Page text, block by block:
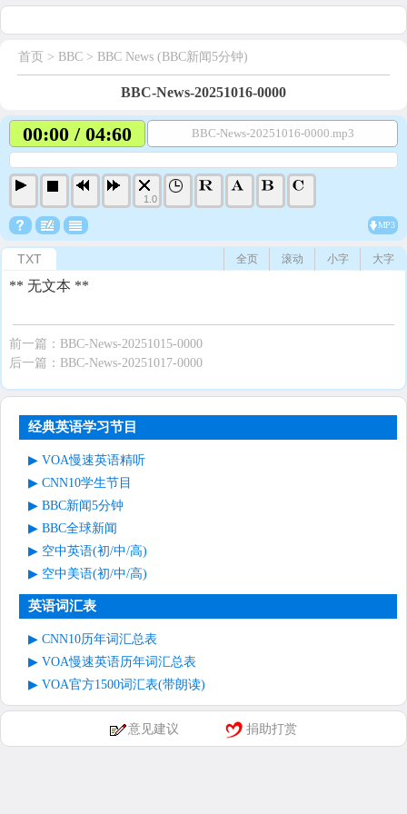
首页 > BBC > BBC News (BBC新闻5分钟)
BBC-News-20251016-0000
00:00 / 04:60 BBC-News-20251016-0000.mp3
1.0
MP3
TXT 大字
小字
滚动
全页
** 无文本 **
前一篇： BBC-News-20251015-0000
后一篇： BBC-News-20251017-0000
经典英语学习节目
VOA慢速英语精听
CNN10学生节目
BBC新闻5分钟
BBC全球新闻
空中英语(初/中/高)
空中美语(初/中/高)
英语词汇表
CNN10历年词汇总表
VOA慢速英语历年词汇总表
VOA官方1500词汇表(带朗读)
意见建议 捐助打赏